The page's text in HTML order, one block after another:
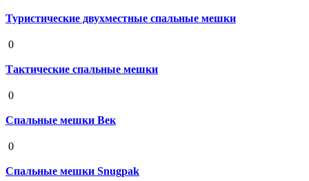
Туристические двухместные спальные мешки
0
Тактические спальные мешки
0
Спальные мешки Век
0
Спальные мешки Snugpak